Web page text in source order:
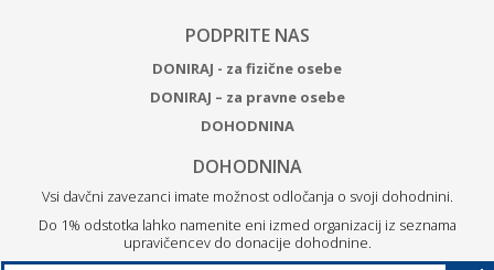
PODPRITE NAS
DONIRAJ - za fizične osebe
DONIRAJ – za pravne osebe
DOHODNINA
DOHODNINA
Vsi davčni zavezanci imate možnost odločanja o svoji dohodnini.
Do 1% odstotka lahko namenite eni izmed organizacij iz seznama
upravičencev do donacije dohodnine.